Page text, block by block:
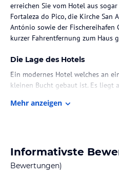
erreichen Sie vom Hotel aus
Fortaleza do Pico, die Kirche San
António sowie der Fischereihafen
kurzer Fahrentfernung zum Haus
Die Lage des Hotels
Ein modernes Hotel welches an
kleinen Bucht gebaut ist. Es liegt
Zentrum von Funchal, und 2 km
ausgestattete, Zimmer, ein
blick auf den Pool und den
am Atlantischen Ozean.
Mehr anzeigen
Informativste
Bewertungen)